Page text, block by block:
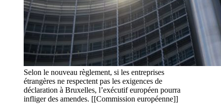
Selon le nouveau règlement, si les entreprises
étrangères ne respectent pas les exigences de
déclaration à Bruxelles, l’exécutif européen pourra
infliger des amendes. [[Commission européenne]]